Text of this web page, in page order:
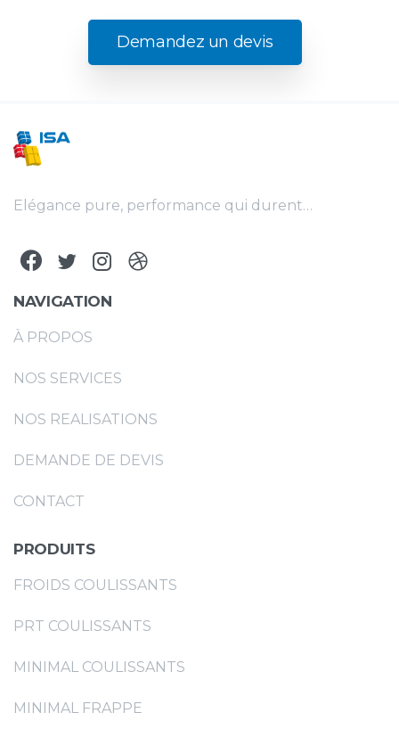
Demandez un devis
Elégance pure, performance qui durent…
NAVIGATION
À PROPOS
NOS SERVICES
NOS REALISATIONS
DEMANDE DE DEVIS
CONTACT
PRODUITS
FROIDS COULISSANTS
PRT COULISSANTS
MINIMAL COULISSANTS
MINIMAL FRAPPE